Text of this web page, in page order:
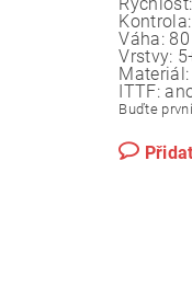
Kontrola:
Váha: 80
Vrstvy:
Materiál:
ITTF:
Buďte